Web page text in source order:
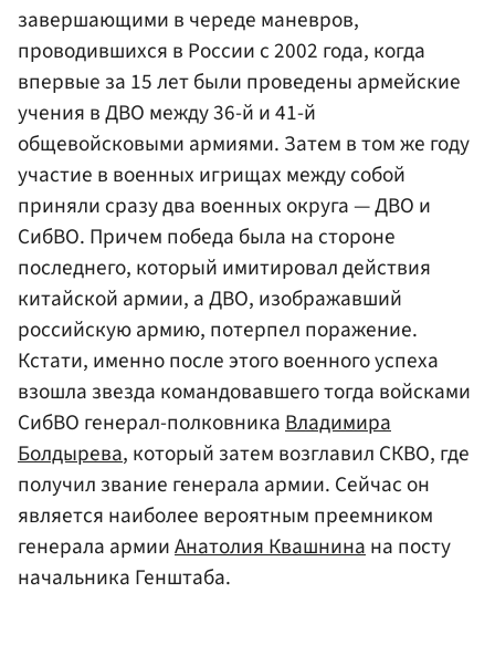
завершающими в череде маневров,
проводившихся в России с 2002 года, когда
впервые за 15 лет были проведены армейские
учения в ДВО между 36-й и 41-й
общевойсковыми армиями. Затем в том же году
участие в военных игрищах между собой
приняли сразу два военных округа — ДВО и
СибВО. Причем победа была на стороне
последнего, который имитировал действия
китайской армии, а ДВО, изображавший
российскую армию, потерпел поражение.
Кстати, именно после этого военного успеха
взошла звезда командовавшего тогда войсками
СибВО генерал-полковникаВладимира
Болдырева, который затем возглавил СКВО, где
получил звание генерала армии. Сейчас он
является наиболее вероятным преемником
генерала армииАнатолия Квашнинана посту
начальника Генштаба.